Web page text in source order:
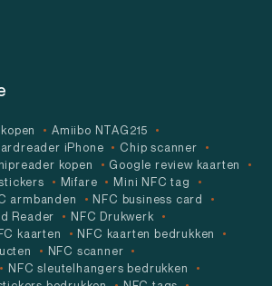
Amiibo NTAG215
iPhone
Chip scanner
kopen
Google review kaarten
Mifare
Mini NFC tag
armbanden
NFC business card
Reader
NFC Drukwerk
kaarten
NFC kaarten bedrukken
NFC scanner
NFC sleutelhangers bedrukken